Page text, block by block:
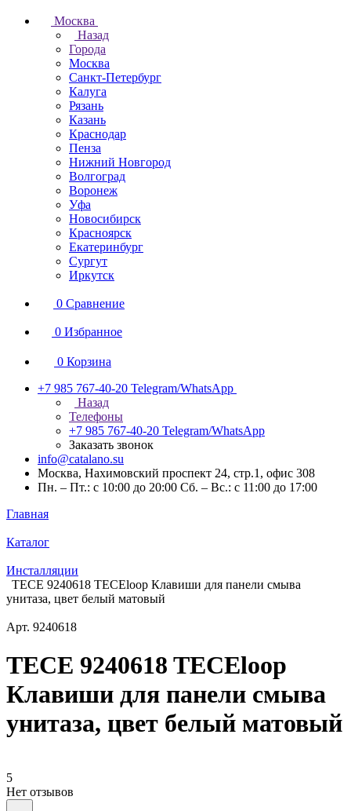
Москва
Назад
Города
Москва
Санкт-Петербург
Калуга
Рязань
Казань
Краснодар
Пенза
Нижний Новгород
Волгоград
Воронеж
Уфа
Новосибирск
Красноярск
Екатеринбург
Сургут
Иркутск
0 Сравнение
0 Избранное
0 Корзина
+7 985 767-40-20 Telegram/WhatsApp
Назад
Телефоны
+7 985 767-40-20 Telegram/WhatsApp
Заказать звонок
info@catalano.su
Москва, Нахимовский проспект 24, стр.1, офис 308
Пн. – Пт.: с 10:00 до 20:00 Сб. – Вс.: с 11:00 до 17:00
Главная
Каталог
Инсталляции
TECE 9240618 TECEloop Клавиши для панели смыва
унитаза, цвет белый матовый
Арт. 9240618
TECE 9240618 TECEloop
Клавиши для панели смыва
унитаза, цвет белый матовый
5
Нет отзывов